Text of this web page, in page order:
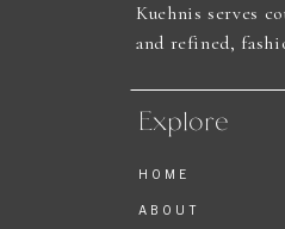
ABOUT
HOME
Explore
Kuehnis serves
and refined,